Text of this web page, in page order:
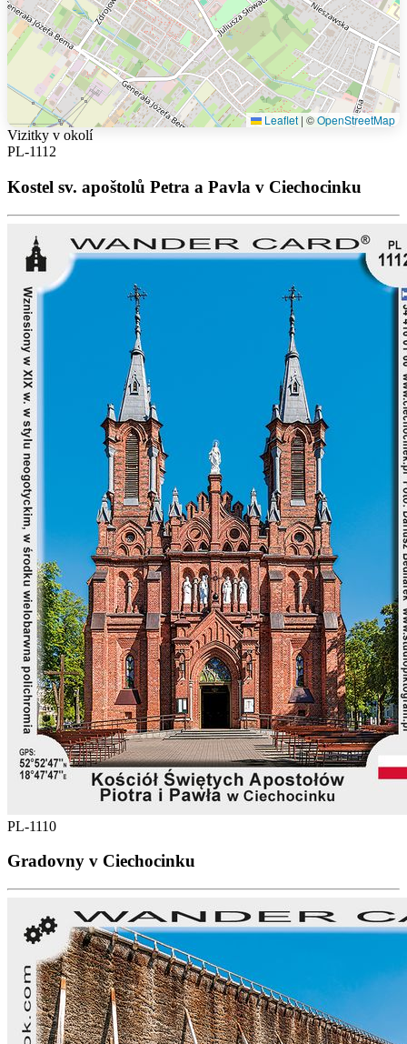
Leaflet | ©OpenStreetMap
Vizitky v okolí
PL-1112
Kostel sv. apoštolů Petra a Pavla v Ciechocinku
PL-1110
Gradovny v Ciechocinku